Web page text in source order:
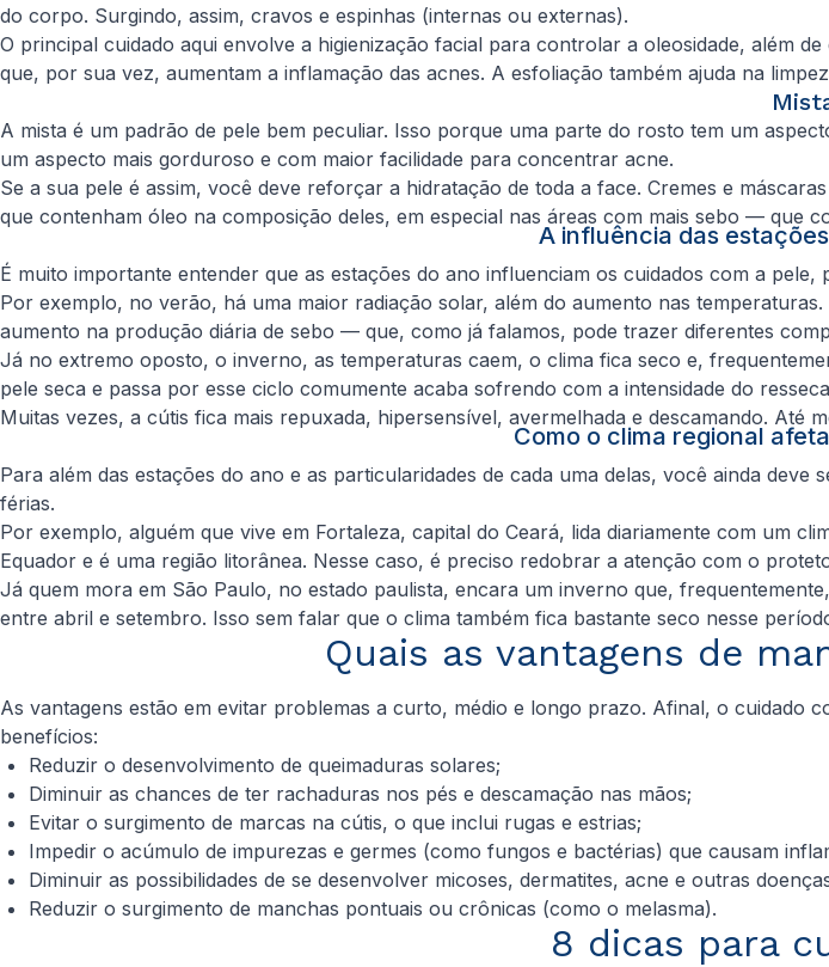
do corpo. Surgindo, assim, cravos e espinhas (internas ou externas).
O principal cuidado aqui envolve a higienização facial para controlar a oleosidade, além
que, por sua vez, aumentam a inflamação das acnes. A esfoliação também ajuda na
A mista é um padrão de pele bem peculiar. Isso porque uma parte do rosto tem um
um aspecto mais gorduroso e com maior facilidade para concentrar acne.
Se a sua pele é assim, você deve reforçar a hidratação de toda a face. Cremes e
que contenham óleo na composição deles, em especial nas áreas com mais sebo — que
A influência das
É muito importante entender que as estações do ano influenciam os cuidados com a
Por exemplo, no verão, há uma maior radiação solar, além do aumento nas
aumento na produção diária de sebo — que, como já falamos, pode trazer diferentes
Já no extremo oposto, o inverno, as temperaturas caem, o clima fica seco e,
pele seca e passa por esse ciclo comumente acaba sofrendo com a intensidade do
Muitas vezes, a cútis fica mais repuxada, hipersensível, avermelhada e descamando. Até
Como o clima regional
Para além das estações do ano e as particularidades de cada uma delas, você ainda
férias.
Por exemplo, alguém que vive em Fortaleza, capital do Ceará, lida diariamente com um
Equador e é uma região litorânea. Nesse caso, é preciso redobrar a atenção com o
Já quem mora em São Paulo, no estado paulista, encara um inverno que,
entre abril e setembro. Isso sem falar que o clima também fica bastante seco nesse
Quais as vantagens de
As vantagens estão em evitar problemas a curto, médio e longo prazo. Afinal, o cuidado
benefícios:
Reduzir o desenvolvimento de queimaduras solares;
Diminuir as chances de ter rachaduras nos pés e descamação nas mãos;
Evitar o surgimento de marcas na cútis, o que inclui rugas e estrias;
Impedir o acúmulo de impurezas e germes (como fungos e bactérias) que causam
Diminuir as possibilidades de se desenvolver micoses, dermatites, acne e outras
Reduzir o surgimento de manchas pontuais ou crônicas (como o melasma).
8 dicas para